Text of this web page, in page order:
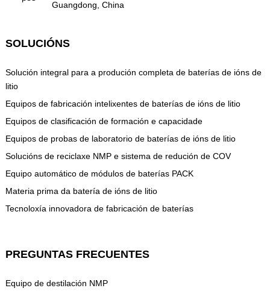
Guangdong, China
SOLUCIÓNS
Solución integral para a produción completa de baterías de ións de
litio
Equipos de fabricación intelixentes de baterías de ións de litio
Equipos de clasificación de formación e capacidade
Equipos de probas de laboratorio de baterías de ións de litio
Solucións de reciclaxe NMP e sistema de redución de COV
Equipo automático de módulos de baterías PACK
Materia prima da batería de ións de litio
Tecnoloxía innovadora de fabricación de baterías
PREGUNTAS FRECUENTES
Equipo de destilación NMP